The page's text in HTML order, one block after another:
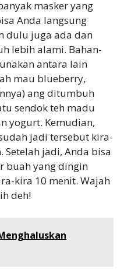
masker yang
Anda langsung
dulu juga ada dan
lebih alami. Bahan-
antara lain
mau blueberry,
ang ditumbuh
sendok teh madu
yogurt. Kemudian,
jadi tersebut kira-
jadi, Anda bisa
buah yang dingin
kira 10 menit. Wajah
deh!